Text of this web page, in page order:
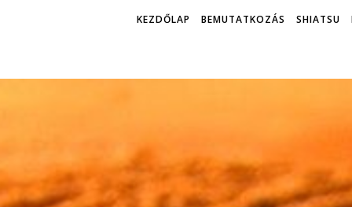
KEZDŐLAP BEMUTATKOZÁS SHIATSU